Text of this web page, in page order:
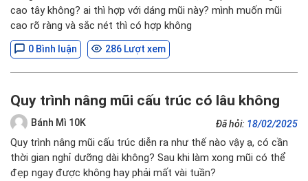
cao tây không? ai thì hợp với dáng mũi này? mình muốn mũi
cao rõ ràng và sắc nét thì có hợp không
0 Bình luận 286 Lượt xem
Quy trình nâng mũi cấu trúc có lâu không
Bánh Mì 10K Đã hỏi: 18/02/2025
Quy trình nâng mũi cấu trúc diễn ra như thế nào vậy ạ, có cần
thời gian nghỉ dưỡng dài không? Sau khi làm xong mũi có thể
đẹp ngay được không hay phải mất vài tuần?